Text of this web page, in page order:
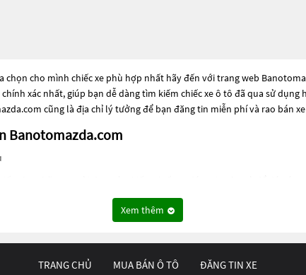
chọn cho mình chiếc xe phù hợp nhất hãy đến với trang web
xác nhất, giúp bạn dễ dàng tìm kiếm chiếc xe ô tô đã qua sử
cũng là địa chỉ lý tưởng để bạn đăng tin miễn phí và rao bán
Banotomazda.com
dòng xe đời cũ đã được nâng cấp, hoặc là các dòng xe mới với thiết
và hiệu suất tốt nhất. Nếu bạn đang tìm kiếm một chiếc xe, hãy
Xem thêm
TRANG CHỦ MUA BÁN Ô TÔ ĐĂNG TIN XE